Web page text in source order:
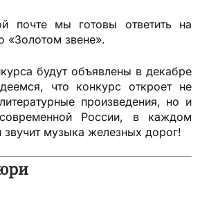
почте мы готовы ответить на
«Золотом звене».
будут объявлены в декабре
что конкурс откроет не
произведения, но и
России, в каждом
звучит музыка железных дорог!